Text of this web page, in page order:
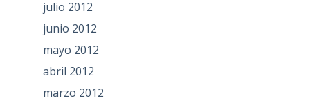
julio 2012
junio 2012
mayo 2012
abril 2012
marzo 2012